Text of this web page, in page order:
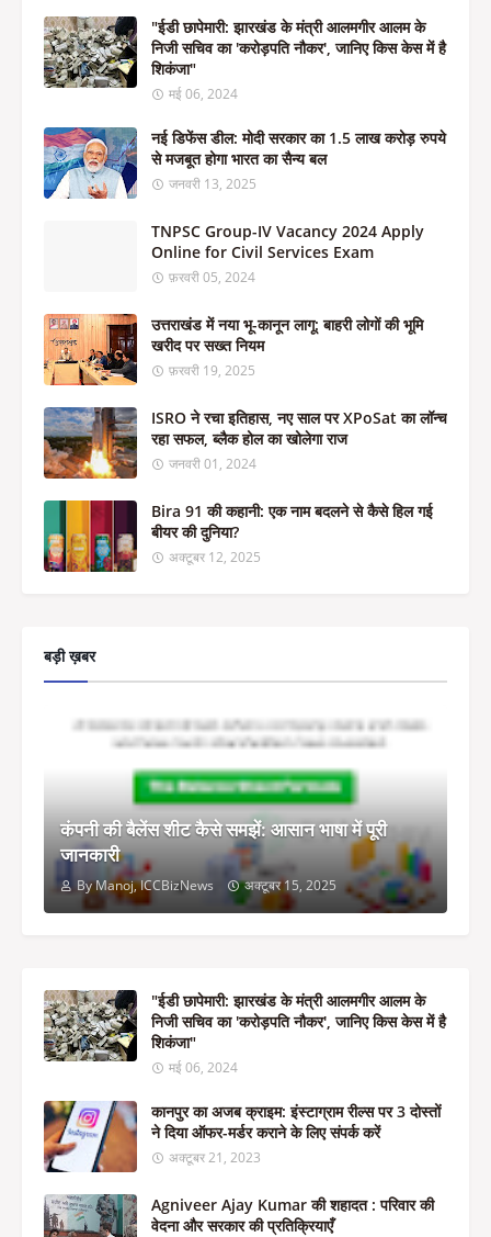
"ईडी छापेमारी: झारखंड के मंत्री आलमगीर आलम के
निजी सचिव का 'करोड़पति नौकर', जानिए किस केस में है
शिकंजा"
मई 06, 2024
नई डिफेंस डील: मोदी सरकार का 1.5 लाख करोड़ रुपये
से मजबूत होगा भारत का सैन्य बल
जनवरी 13, 2025
TNPSC Group-IV Vacancy 2024 Apply
Online for Civil Services Exam
फ़रवरी 05, 2024
उत्तराखंड में नया भू-कानून लागू: बाहरी लोगों की भूमि
खरीद पर सख्त नियम
फ़रवरी 19, 2025
ISRO ने रचा इतिहास, नए साल पर XPoSat का लॉन्च
रहा सफल, ब्लैक होल का खोलेगा राज
जनवरी 01, 2024
Bira 91 की कहानी: एक नाम बदलने से कैसे हिल गई
बीयर की दुनिया?
अक्टूबर 12, 2025
बड़ी ख़बर
कंपनी की बैलेंस शीट कैसे समझें: आसान भाषा में पूरी
जानकारी
By Manoj, ICCBizNews अक्टूबर 15, 2025
"ईडी छापेमारी: झारखंड के मंत्री आलमगीर आलम के
निजी सचिव का 'करोड़पति नौकर', जानिए किस केस में है
शिकंजा"
मई 06, 2024
कानपुर का अजब क्राइम: इंस्टाग्राम रील्स पर 3 दोस्तों
ने दिया ऑफर-मर्डर कराने के लिए संपर्क करें
अक्टूबर 21, 2023
Agniveer Ajay Kumar की शहादत : परिवार की
वेदना और सरकार की प्रतिक्रियाएँ